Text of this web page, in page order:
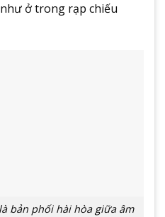
ở trong rạp chiếu
bản phối hài hòa giữa âm